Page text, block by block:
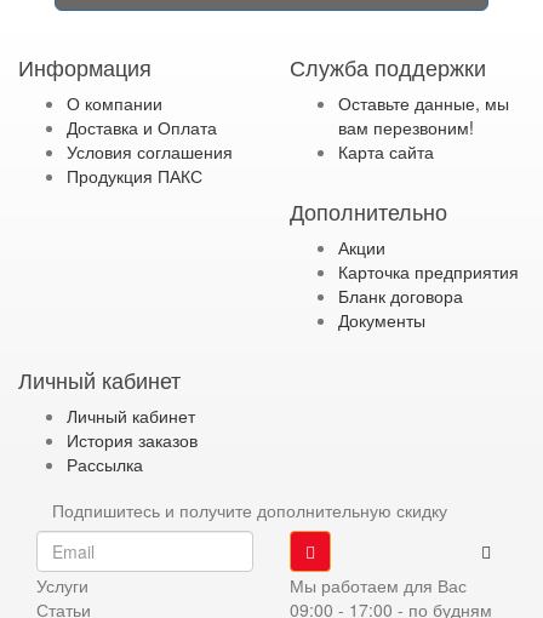
Информация
О компании
Доставка и Оплата
Условия соглашения
Продукция ПАКС
Служба поддержки
Оставьте данные, мы
вам перезвоним!
Карта сайта
Дополнительно
Акции
Карточка предприятия
Бланк договора
Документы
Личный кабинет
Личный кабинет
История заказов
Рассылка
Подпишитесь и получите дополнительную скидку
Услуги
Статьи
Мы работаем для Вас
09:00 - 17:00 - по будням